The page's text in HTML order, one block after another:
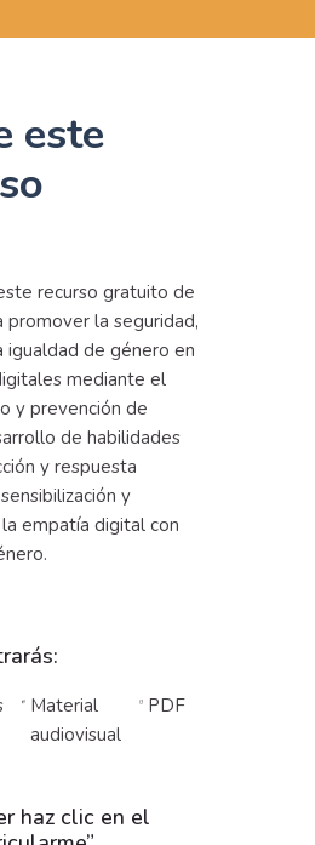
este
recurso gratuito de
promover la seguridad,
de género en
mediante el
y prevención de
de habilidades
y respuesta
y
empatía digital con
Material
audiovisual
PDF
haz clic en el